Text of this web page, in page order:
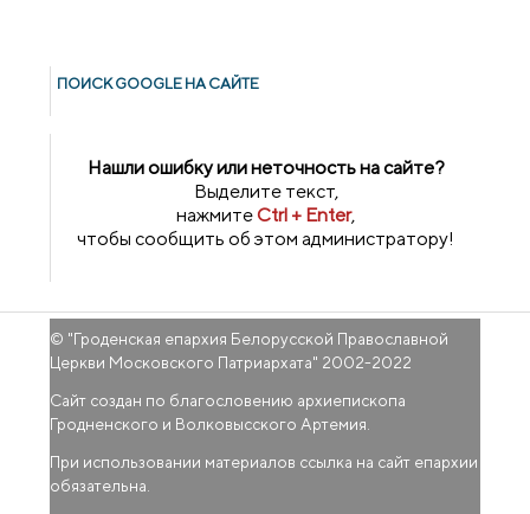
ПОИСК GOОGLE НА САЙТЕ
Нашли ошибку или неточность на сайте?
Выделите текст,
нажмитеCtrl + Enter,
чтобы сообщить об этом администратору!
© "Гроденская епархия Белорусской Православной
Церкви Московского Патриархата" 2002-2022
Сайт создан по благословению архиепископа
Гродненского и Волковысского Артемия.
При использовании материалов ссылка на сайт епархии
обязательна.